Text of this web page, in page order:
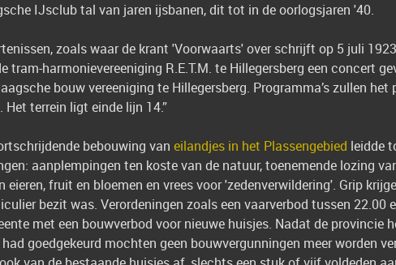
IJsclub tal van jaren ijsbanen, dit tot in de oorlogsjaren '40.
zoals waar de krant 'Voorwaarts' over schrijft op 5 juli
tram-harmonievereeniging R.E.T.M. te Hillegersberg een concert
bouw vereeniging te Hillegersberg. Programma’s zullen
Het terrein ligt einde lijn 14.”
bebouwing van eilandjes in het Plassengebied leidde
aanplempingen ten koste van de natuur, toenemende lozing
fruit en bloemen en vrees voor 'zedenverwildering'. Grip
bezit was. Verordeningen zoals een vaarverbod tussen 22.00
met een bouwverbod voor nieuwe huisjes. Nadat de provincie
goedgekeurd mochten geen bouwvergunningen meer worden